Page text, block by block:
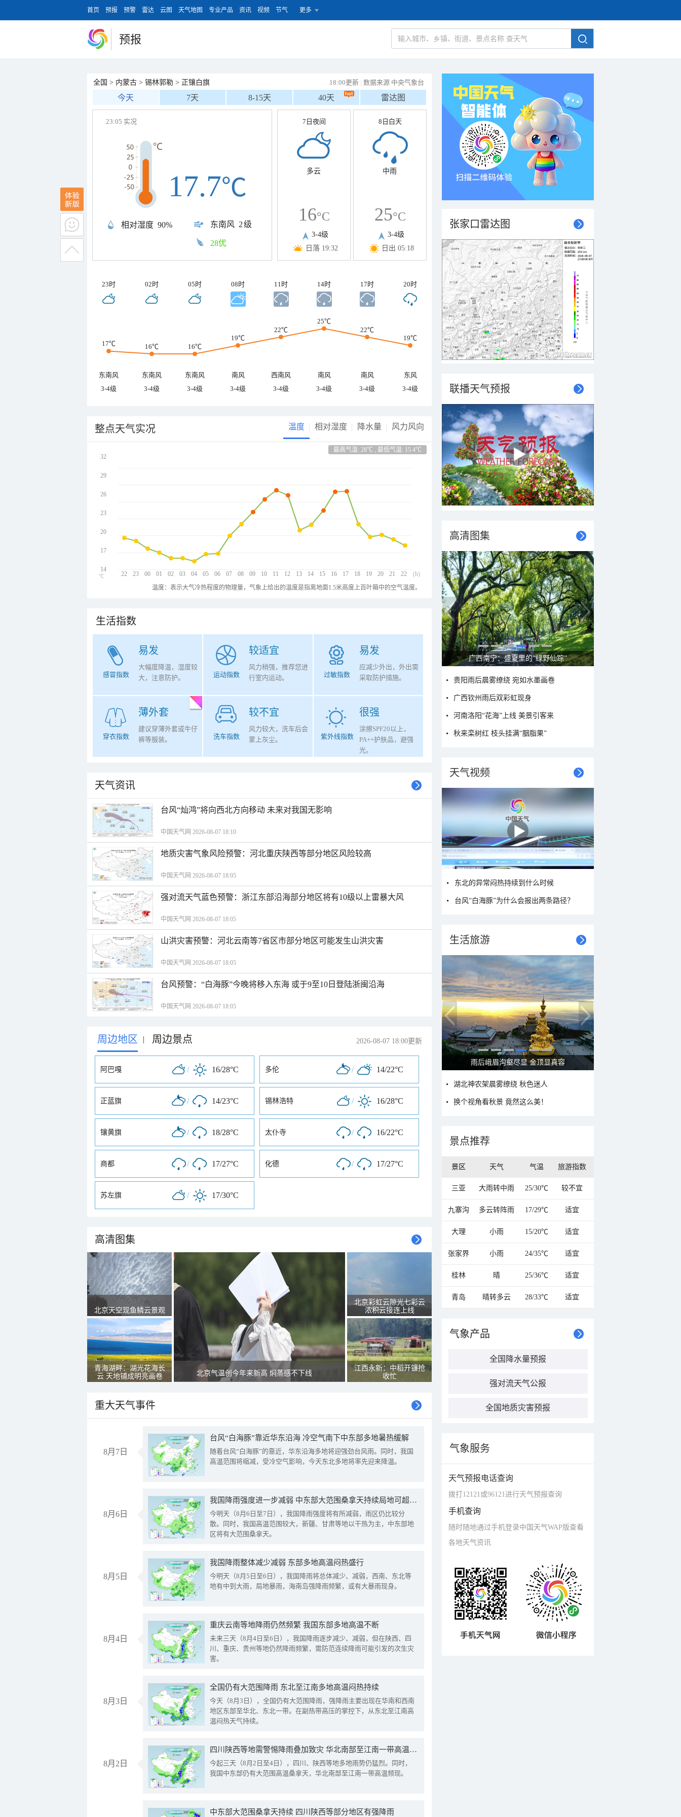
首页 预报 预警 雷达 云图 天气地图 专业产品 资讯 视频 节气 更多
预报
全国 > 内蒙古 > 锡林郭勒 > 正镶白旗 18:00更新 | 数据来源 中央气象台
今天 7天 8-15天 40天 雷达图
23:05 实况
相对湿度 90% 东南风 2级
17.7℃
28优
7日夜间
多云
16°C
3-4级
日落 19:32
8日白天
中雨
25°C
3-4级
日出 05:18
23时 02时 05时 08时 11时 14时 17时 20时
17℃ 16℃ 16℃
19℃
22℃
25℃
22℃
19℃
东南风 东南风 东南风 南风 西南风 南风 南风
东风
3-4级
3-4级 3-4级 3-4级 3-4级 3-4级 3-4级 3-4级
整点天气实况 温度 相对湿度 降水量 风力风向
最高气温: 28℃ , 最低气温: 15.4℃
22 23 00 01 02 03 04 05 06 07 08 09 10 11 12 13 14 15 16 17 18 19 20 21 22
32
29
26
23
20
17
14
(h)
℃
温度：表示大气冷热程度的物理量，气象上给出的温度是指离地面1.5米高度上百叶箱中的空气温度。
生活指数
易发
感冒指数
大幅度降温，湿度较
大，注意防护。
较适宜
运动指数
风力稍强，推荐您进
行室内运动。
易发
过敏指数
应减少外出，外出需
采取防护措施。
薄外套
穿衣指数
建议穿薄外套或牛仔
裤等服装。
较不宜
洗车指数
风力较大，洗车后会
蒙上灰尘。
很强
紫外线指数
涂擦SPF20以上，
PA++护肤品，避强
光。
天气资讯
台风“灿鸿”将向西北方向移动 未来对我国无影响
中国天气网 2026-08-07 18:10
地质灾害气象风险预警：河北重庆陕西等部分地区风险较高
中国天气网 2026-08-07 18:05
强对流天气蓝色预警：浙江东部沿海部分地区将有10级以上雷暴大风
中国天气网 2026-08-07 18:05
山洪灾害预警：河北云南等7省区市部分地区可能发生山洪灾害
中国天气网 2026-08-07 18:05
台风预警：“白海豚”今晚将移入东海 或于9至10日登陆浙闽沿海
中国天气网 2026-08-07 18:05
周边地区 | 周边景点 2026-08-07 18:00更新
阿巴嘎 / 16/28°C 多伦 / 14/22°C
正蓝旗 / 14/23°C 锡林浩特 / 16/28°C
镶黄旗 / 18/28°C 太仆寺 / 16/22°C
商都 / 17/27°C 化德 / 17/27°C
苏左旗 / 17/30°C
高清图集
北京天空现鱼鳞云景观
青海湖畔：湖光花海长
云 天地铺成明亮画卷
北京气温创今年来新高 焖蒸感不下线
北京彩虹云隙光七彩云
浓积云接连上线
江西永新：中稻开镰抢
收忙
重大天气事件
8月7日
台风“白海豚”靠近华东沿海 冷空气南下中东部多地暑热缓解
随着台风“白海豚”的靠近，华东沿海多地将迎强劲台风雨。同时，我国
高温范围将缩减，受冷空气影响，今天东北多地将率先迎来降温。
8月6日
我国降雨强度进一步减弱 中东部大范围桑拿天持续局地可超38℃
今明天（8月6日至7日），我国降雨强度将有所减弱，雨区仍比较分
散。同时，我国高温范围较大，新疆、甘肃等地以干热为主，中东部地
区将有大范围桑拿天。
8月5日
我国降雨整体减少减弱 东部多地高温闷热盛行
今明天（8月5日至6日），我国降雨将总体减少、减弱，西南、东北等
地有中到大雨，局地暴雨，海南岛强降雨频繁，或有大暴雨现身。
8月4日
重庆云南等地降雨仍然频繁 我国东部多地高温不断
未来三天（8月4日至6日），我国降雨逐步减少、减弱，但在陕西、四
川、重庆、贵州等地仍然降雨频繁，需防范连续降雨可能引发的次生灾
害。
8月3日
全国仍有大范围降雨 东北至江南多地高温闷热持续
今天（8月3日），全国仍有大范围降雨，强降雨主要出现在华南和西南
地区东部至华北、东北一带。在副热带高压的掌控下，从东北至江南高
温闷热天气持续。
8月2日
四川陕西等地需警惕降雨叠加致灾 华北南部至江南一带高温频现
今起三天（8月2日至4日），四川、陕西等地多地雨势仍猛烈。同时，
我国中东部仍有大范围高温桑拿天，华北南部至江南一带高温频现。
中东部大范围桑拿天持续 四川陕西等部分地区有强降雨
张家口雷达图
联播天气预报
高清图集
呼伦贝尔草原 藏着最治愈的蓝天白云
贵阳雨后晨雾缭绕 宛如水墨画卷
广西钦州雨后双彩虹现身
河南洛阳“花海”上线 美景引客来
秋来栾树红 枝头挂满“胭脂果”
天气视频
东北的异常闷热持续到什么时候
台风“白海豚”为什么会报出两条路径？
生活旅游
秋意浓 蓝天映衬下的哈尔滨伏尔加庄园
湖北神农架晨雾缭绕 秋色迷人
换个视角看秋景 竟然这么美！
景点推荐
景区 天气 气温 旅游指数
三亚 大雨转中雨 25/30℃ 较不宜
九寨沟 多云转阵雨 17/29℃ 适宜
大理 小雨 15/20℃ 适宜
张家界 小雨 24/35℃ 适宜
桂林 晴 25/36℃ 适宜
青岛 晴转多云 28/33℃ 适宜
气象产品
全国降水量预报
强对流天气公报
全国地质灾害预报
气象服务
天气预报电话查询
拨打12121或96121进行天气预报查询
手机查询
随时随地通过手机登录中国天气WAP版查看
各地天气资讯